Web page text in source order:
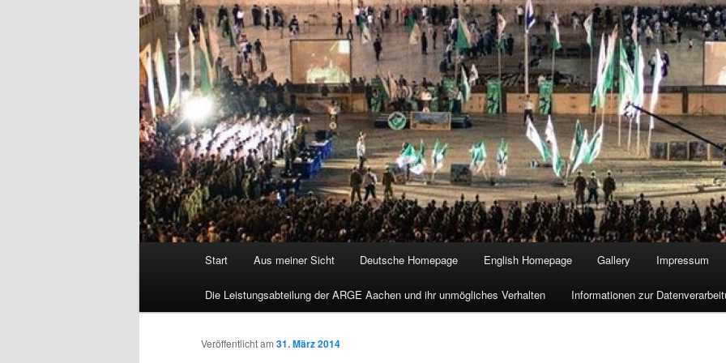
Start Aus meiner Sicht Deutsche Homepage English Homepage Gallery Impressum
Die Leistungsabteilung der ARGE Aachen und ihr unmögliches Verhalten Informationen zur
Veröffentlicht am 31. März 2014